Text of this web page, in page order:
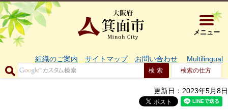
大阪府箕
メニュー
組織のご案内 サイトマップ お問い合わせ Multilingual
検索の仕方
更新日：2023年5月8日